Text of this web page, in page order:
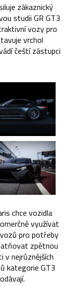
zákaznický
studii GR GT3
vozy pro
vrchol
čeští zástupci
chce vozidla
využívat
pro potřeby
zpětnou
v nejrůznějších
kategorie GT3